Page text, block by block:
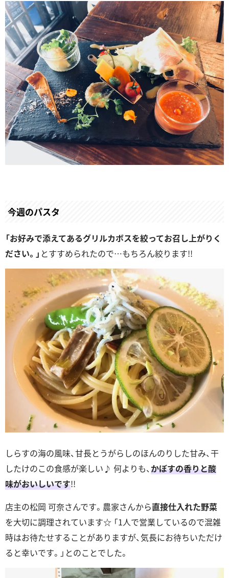
今週のパスタ
「お好みで添えてあるグリルカボスを絞ってお召し上がりく
ださい。」 とすすめられたので…もちろん絞ります!!
しらすの海の風味、甘長とうがらしのほんのりした甘み、干
したけのこの食感が楽しい♪ 何よりも、 かぼすの香りと酸
味がおいしいです!!
店主の松岡 可奈さんです。農家さんから直接仕入れた野菜
を大切に調理されています☆ 「1人で営業しているので混雑
時はお待たせすることがありますが、気長にお待ちいただけ
ると幸いです。」とのことでした。